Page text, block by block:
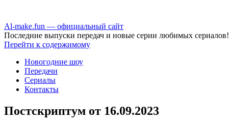
Аl-make.fun — официальный сайт
Последние выпуски передач и новые серии любимых сериалов!
Перейти к содержимому
Новогодние шоу
Передачи
Сериалы
Контакты
Постскриптум от 16.09.2023